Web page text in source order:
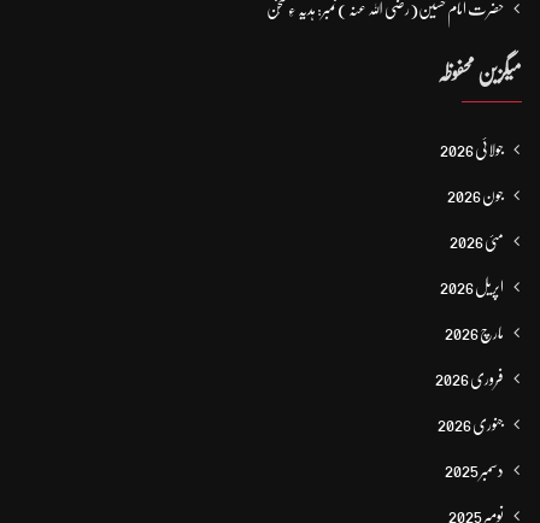
حضرت امام حسین(رضی اللہ عنہ ) نمبر: ہدیہ ءِ سُخن
میگزین محفوظہ
جولائی 2026
جون 2026
مئی 2026
اپریل 2026
مارچ 2026
فروری 2026
جنوری 2026
دسمبر 2025
نومبر 2025